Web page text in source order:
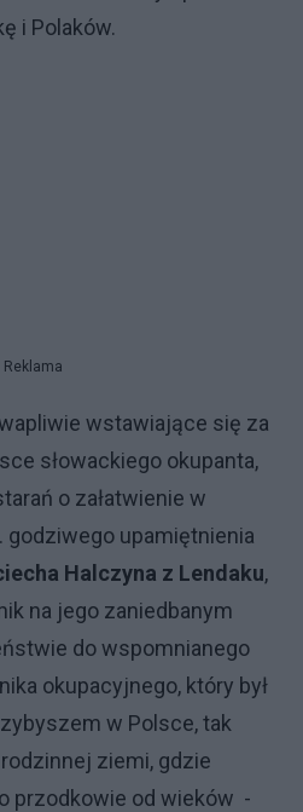
i Polaków.
Reklama
wstawiające się za
słowackiego okupanta,
o załatwienie w
godziwego upamiętnienia
Halczyna z Lendaku,
na jego zaniedbanym
do wspomnianego
okupacyjnego, który był
w Polsce, tak
ziemi, gdzie
przodkowie od wieków -